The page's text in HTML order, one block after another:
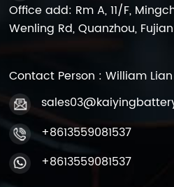
Office add: Rm A, 11/F,
Wenling Rd, Quanzhou,
Contact Person : William Lian
+8613559081537
+8613559081537